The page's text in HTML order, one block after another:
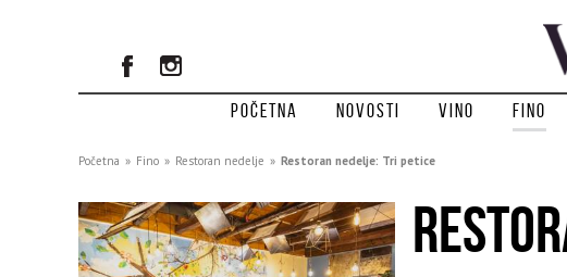
Početna Novosti Vino Fino
Početna » Fino » Restoran nedelje » Restoran nedelje: Tri petice